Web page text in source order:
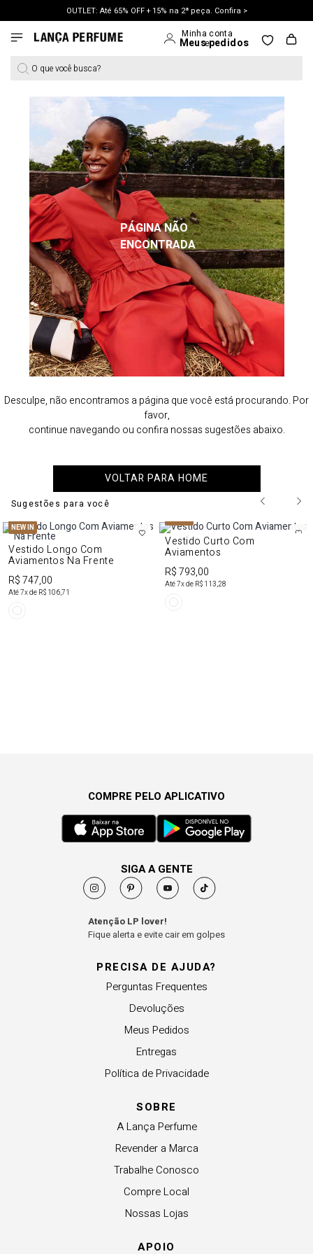
OUTLET: Até 65% OFF + 15% na 2ª peça. Confira >
LANÇAMENTO PRIMAVERA 27. Clique e aproveite.
O que você busca?
PÁGINA NÃO
ENCONTRADA
Desculpe, não encontramos a página que você está procurando. Por
favor,
continue navegando ou confira nossas sugestões abaixo.
VOLTAR PARA HOME
Sugestões para você
NEW IN
Vestido Longo Com
Aviamentos Na Frente
R$ 747,00
Até7x de R$ 106,71
NEW IN
Vestido Curto Com
Aviamentos
R$ 793,00
Até7x de R$ 113,28
PRECISA DE AJUDA?
Perguntas Frequentes
Devoluções
Meus Pedidos
Entregas
Política de Privacidade
SOBRE
A Lança Perfume
Revender a Marca
Trabalhe Conosco
Compre Local
Nossas Lojas
APOIO
COMPRE PELO APLICATIVO
SIGA A GENTE
Atenção LP lover!
Fique alerta e evite cair em golpes